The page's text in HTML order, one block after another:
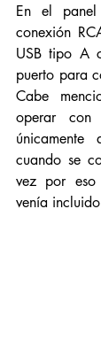
En el panel
conexión
USB tipo A
puerto para
Cabe
operar con
cuando se
vez por
venía